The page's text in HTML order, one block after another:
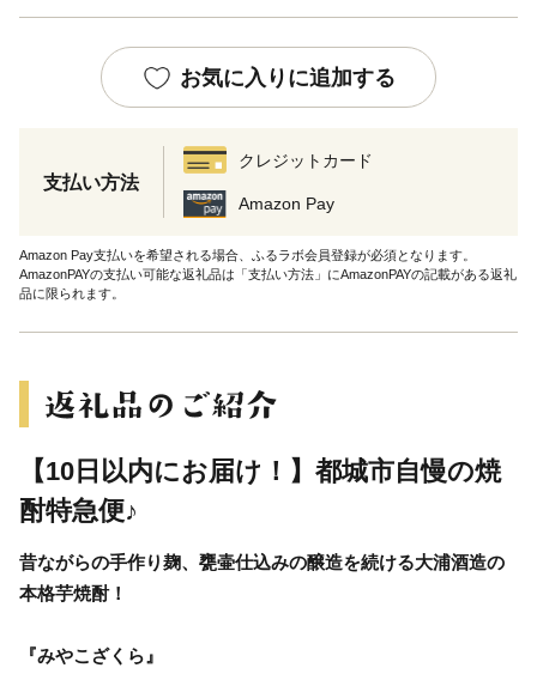
お気に入りに追加する
支払い方法
クレジットカード
Amazon Pay
Amazon Pay支払いを希望される場合、ふるラボ会員登録が必須となります。
AmazonPAYの支払い可能な返礼品は「支払い方法」にAmazonPAYの記載がある返礼
品に限られます。
【10日以内にお届け！】都城市自慢の焼
酎特急便♪
昔ながらの手作り麹、甕壷仕込みの醸造を続ける大浦酒造の
本格芋焼酎！
『みやこざくら』